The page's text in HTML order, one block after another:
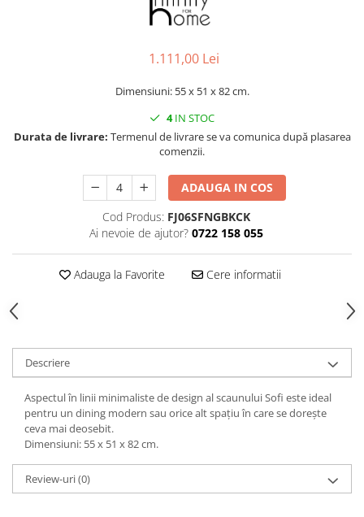
Decoratiuni interioare
Accesorii decorative
Textile pentru casa
Corpuri de iluminat
Designers' Choice
1.111,00 Lei
Dimensiuni: 55 x 51 x 82 cm.
4IN STOC
Durata de livrare: Termenul de livrare se va comunica după plasarea
comenzii.
ADAUGA IN COS
Cod Produs: FJ06SFNGBKCK
Ai nevoie de ajutor? 0722 158 055
Adauga la Favorite Cere informatii
Descriere
Aspectul în linii minimaliste de design al scaunului Sofi este ideal
pentru un dining modern sau orice alt spațiu în care se dorește
ceva mai deosebit.
Dimensiuni: 55 x 51 x 82 cm.
Review-uri(0)